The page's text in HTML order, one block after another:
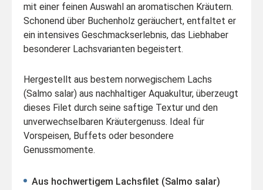
mit einer feinen Auswahl an aromatischen Kräutern.
Schonend über Buchenholz geräuchert, entfaltet er
ein intensives Geschmackserlebnis, das Liebhaber
besonderer Lachsvarianten begeistert.
Hergestellt aus bestem norwegischem Lachs
(Salmo salar) aus nachhaltiger Aquakultur, überzeugt
dieses Filet durch seine saftige Textur und den
unverwechselbaren Kräutergenuss. Ideal für
Vorspeisen, Buffets oder besondere
Genussmomente.
Aus hochwertigem Lachsfilet (Salmo salar)